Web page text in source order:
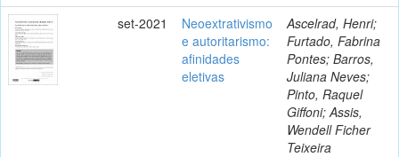
set-2021
Neoextrativismo
e autoritarismo:
afinidades
eletivas
Ascelrad, Henri;
Furtado, Fabrina
Pontes; Barros,
Juliana Neves;
Pinto, Raquel
Giffoni; Assis,
Wendell Ficher
Teixeira